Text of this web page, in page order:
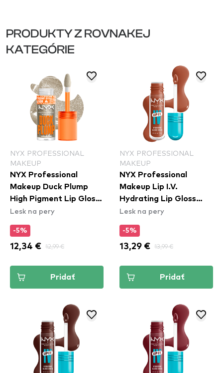
PRODUKTY Z ROVNAKEJ
KATEGÓRIE
NYX PROFESSIONAL
MAKEUP
NYX Professional
Makeup Duck Plump
High Pigment Lip Gloss
- 20 Quazy Silver
Lesk na pery
-5%
12,34 € 12,99 €
Pridať
NYX PROFESSIONAL
MAKEUP
NYX Professional
Makeup Lip I.V.
Hydrating Lip Gloss
Stain - 01 Caramel Drip
Lesk na pery
-5%
13,29 € 13,99 €
Pridať